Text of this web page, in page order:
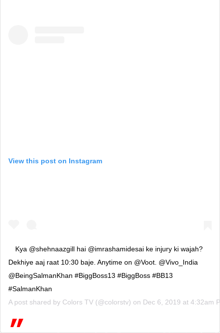
View this post on Instagram
Kya @shehnaazgill hai @imrashamidesai ke injury ki wajah?
Dekhiye aaj raat 10:30 baje. Anytime on @Voot. @Vivo_India
@BeingSalmanKhan #BiggBoss13 #BiggBoss #BB13
#SalmanKhan
A post shared by Colors TV (@colorstv) on Dec 6, 2019 at 4:32am